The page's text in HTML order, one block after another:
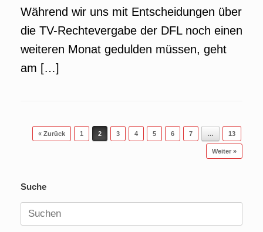
Während wir uns mit Entscheidungen über
die TV-Rechtevergabe der DFL noch einen
weiteren Monat gedulden müssen, geht
am […]
Beitragsnavigation
« Zurück 1 2 3 4 5 6 7 … 13
Weiter »
Suche
Suchen
nach: